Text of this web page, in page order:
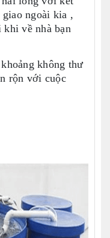
ngoài kia ,
về nhà bạn
không thư
rộn với cuộc